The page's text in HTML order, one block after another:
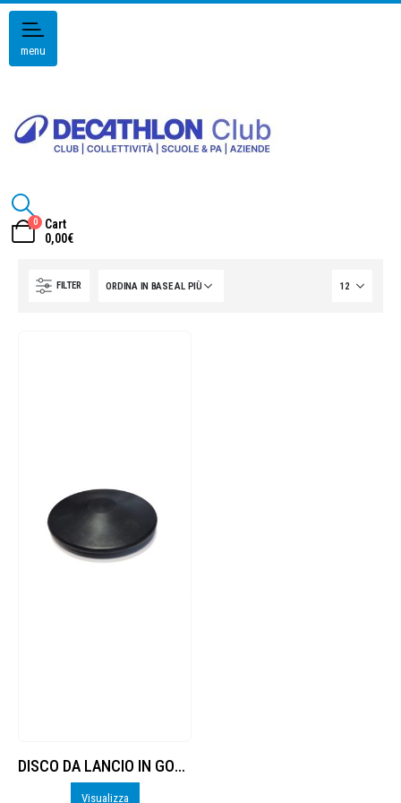
menu
0
Cart
0,00€
FILTER
DISCO DA LANCIO IN GOMMA
Visualizza